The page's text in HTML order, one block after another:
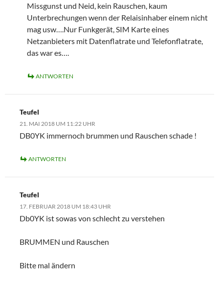
Missgunst und Neid, kein Rauschen, kaum
Unterbrechungen wenn der Relaisinhaber einem nicht
mag usw….Nur Funkgerät, SIM Karte eines
Netzanbieters mit Datenflatrate und Telefonflatrate,
das war es….
ANTWORTEN
Teufel
21. MAI 2018 UM 11:22 UHR
DB0YK immernoch brummen und Rauschen schade !
ANTWORTEN
Teufel
17. FEBRUAR 2018 UM 18:43 UHR
Db0YK ist sowas von schlecht zu verstehen
BRUMMEN und Rauschen
Bitte mal ändern